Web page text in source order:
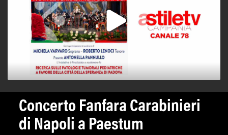
Concerto Fanfara Carabinieri
di Napoli a Paestum